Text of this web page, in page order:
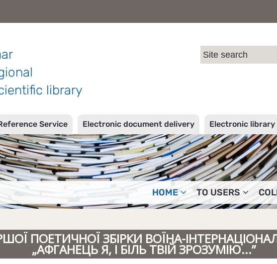
library
Service Electronic document delivery Electronic library
HOME TO USERS
ПОЕТИЧНОЇ ЗБІРКИ ВОЇНА-
„АФГАНЕЦЬ Я, І БІЛЬ ТВІЙ ЗРОЗУМІЮ...”